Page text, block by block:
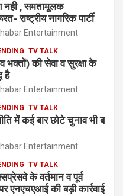
नही , समतामूलक
राष्ट्रीय नागरिक पार्टी
Entertainment
TV TALK
भक्तों) की सेवा व सुरक्षा के
है
Entertainment
TV TALK
में कई बार छोटे चुनाव भी ब
Entertainment
TV TALK
के वर्तमान व पूर्व
एनएचएआई की बड़ी कार्रवाई